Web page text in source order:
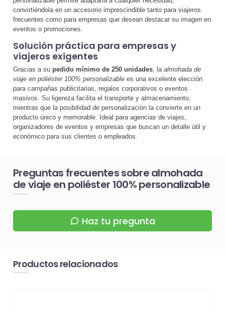
convirtiéndola en un accesorio imprescindible tanto para viajeros
frecuentes como para empresas que desean destacar su imagen en
eventos o promociones.
Solución práctica para empresas y
viajeros exigentes
Gracias a su pedido mínimo de 250 unidades, la almohada de
viaje en poliéster 100% personalizable es una excelente elección
para campañas publicitarias, regalos corporativos o eventos
masivos. Su ligereza facilita el transporte y almacenamiento,
mientras que la posibilidad de personalización la convierte en un
producto único y memorable. Ideal para agencias de viajes,
organizadores de eventos y empresas que buscan un detalle útil y
económico para sus clientes o empleados.
Preguntas frecuentes sobre almohada
de viaje en poliéster 100% personalizable
Haz tu pregunta
Productos relacionados